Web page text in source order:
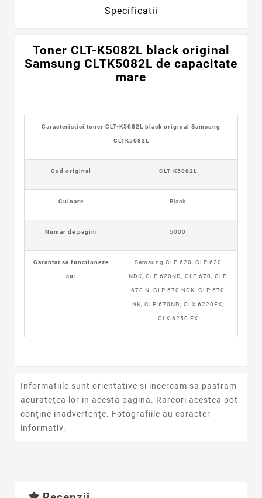
Specificatii
Toner CLT-K5082L black original
Samsung CLTK5082L de capacitate
mare
Caracteristici toner CLT-K5082L black original Samsung
CLTK5082L
Cod original CLT-K5082L
Culoare Black
Numar de pagini 5000
Garantat sa functioneze
cu:
Samsung CLP 620, CLP 620
NDK, CLP 620ND, CLP 670, CLP
670 N, CLP 670 NDK, CLP 670
NK, CLP 670ND, CLX 6220FX,
CLX 6250 FX
Informatiile sunt orientative si incercam sa pastram
acurateţea lor in acestă pagină. Rareori acestea pot
conţine inadvertenţe. Fotografiile au caracter
informativ.